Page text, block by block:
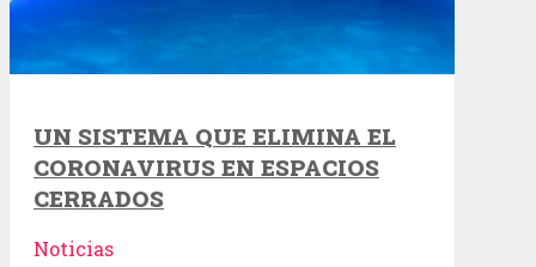
UN SISTEMA QUE ELIMINA EL
CORONAVIRUS EN ESPACIOS
CERRADOS
Noticias